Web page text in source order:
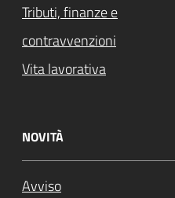
Tributi, finanze e
contravvenzioni
Vita lavorativa
NOVITÀ
Avviso